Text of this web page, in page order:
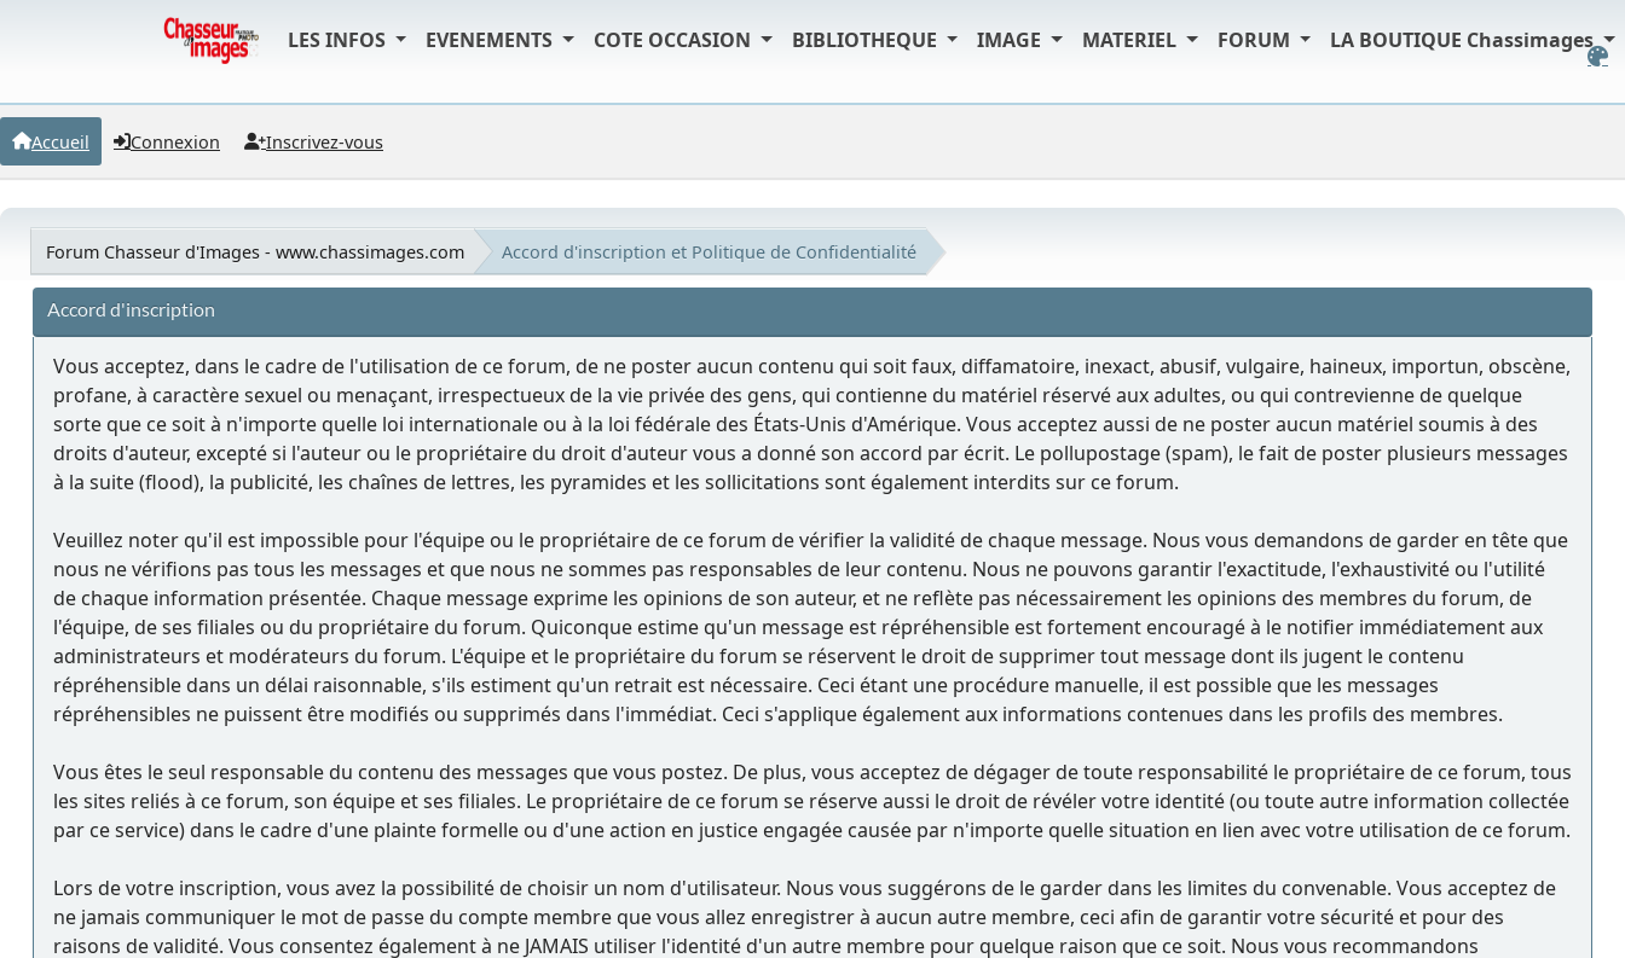
LES INFOS EVENEMENTS COTE OCCASION BIBLIOTHEQUE IMAGE MATERIEL FORUM LA BOUTIQUE Chassimages
Accueil Connexion Inscrivez-vous
Forum Chasseur d'Images - www.chassimages.com Accord d'inscription et Politique de Confidentialité
Accord d'inscription
Vous acceptez, dans le cadre de l'utilisation de ce forum, de ne poster aucun contenu qui soit faux, diffamatoire, inexact, abusif, vulgaire, haineux, importun, obscène,
profane, à caractère sexuel ou menaçant, irrespectueux de la vie privée des gens, qui contienne du matériel réservé aux adultes, ou qui contrevienne de quelque
sorte que ce soit à n'importe quelle loi internationale ou à la loi fédérale des États-Unis d'Amérique. Vous acceptez aussi de ne poster aucun matériel soumis à des
droits d'auteur, excepté si l'auteur ou le propriétaire du droit d'auteur vous a donné son accord par écrit. Le pollupostage (spam), le fait de poster plusieurs messages
à la suite (flood), la publicité, les chaînes de lettres, les pyramides et les sollicitations sont également interdits sur ce forum.
Veuillez noter qu'il est impossible pour l'équipe ou le propriétaire de ce forum de vérifier la validité de chaque message. Nous vous demandons de garder en tête que
nous ne vérifions pas tous les messages et que nous ne sommes pas responsables de leur contenu. Nous ne pouvons garantir l'exactitude, l'exhaustivité ou l'utilité
de chaque information présentée. Chaque message exprime les opinions de son auteur, et ne reflète pas nécessairement les opinions des membres du forum, de
l'équipe, de ses filiales ou du propriétaire du forum. Quiconque estime qu'un message est répréhensible est fortement encouragé à le notifier immédiatement aux
administrateurs et modérateurs du forum. L'équipe et le propriétaire du forum se réservent le droit de supprimer tout message dont ils jugent le contenu
répréhensible dans un délai raisonnable, s'ils estiment qu'un retrait est nécessaire. Ceci étant une procédure manuelle, il est possible que les messages
répréhensibles ne puissent être modifiés ou supprimés dans l'immédiat. Ceci s'applique également aux informations contenues dans les profils des membres.
Vous êtes le seul responsable du contenu des messages que vous postez. De plus, vous acceptez de dégager de toute responsabilité le propriétaire de ce forum, tous
les sites reliés à ce forum, son équipe et ses filiales. Le propriétaire de ce forum se réserve aussi le droit de révéler votre identité (ou toute autre information collectée
par ce service) dans le cadre d'une plainte formelle ou d'une action en justice engagée causée par n'importe quelle situation en lien avec votre utilisation de ce forum.
Lors de votre inscription, vous avez la possibilité de choisir un nom d'utilisateur. Nous vous suggérons de le garder dans les limites du convenable. Vous acceptez de
ne jamais communiquer le mot de passe du compte membre que vous allez enregistrer à aucun autre membre, ceci afin de garantir votre sécurité et pour des
raisons de validité. Vous consentez également à ne JAMAIS utiliser l'identité d'un autre membre pour quelque raison que ce soit. Nous vous recommandons